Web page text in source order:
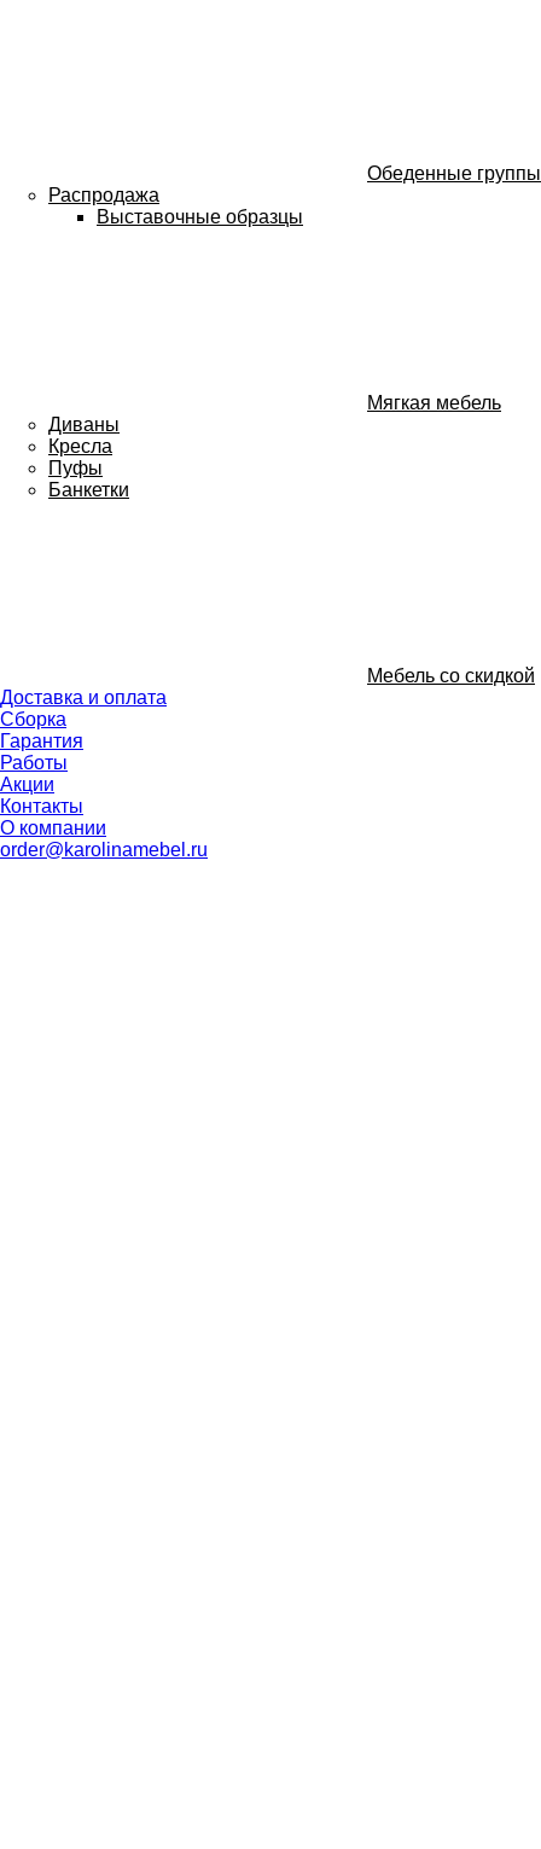
Обеденные группы
Распродажа
Выставочные образцы
Мягкая мебель
Диваны
Кресла
Пуфы
Банкетки
Мебель со скидкой
Доставка и оплата
Сборка
Гарантия
Работы
Акции
Контакты
О компании
order@karolinamebel.ru